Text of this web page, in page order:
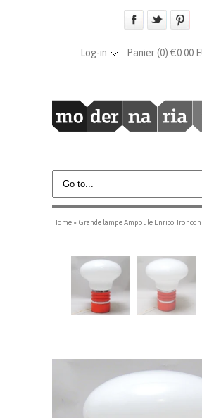
Log-in Panier(0) €0.00
Home» Grande lampe Ampoule Enrico